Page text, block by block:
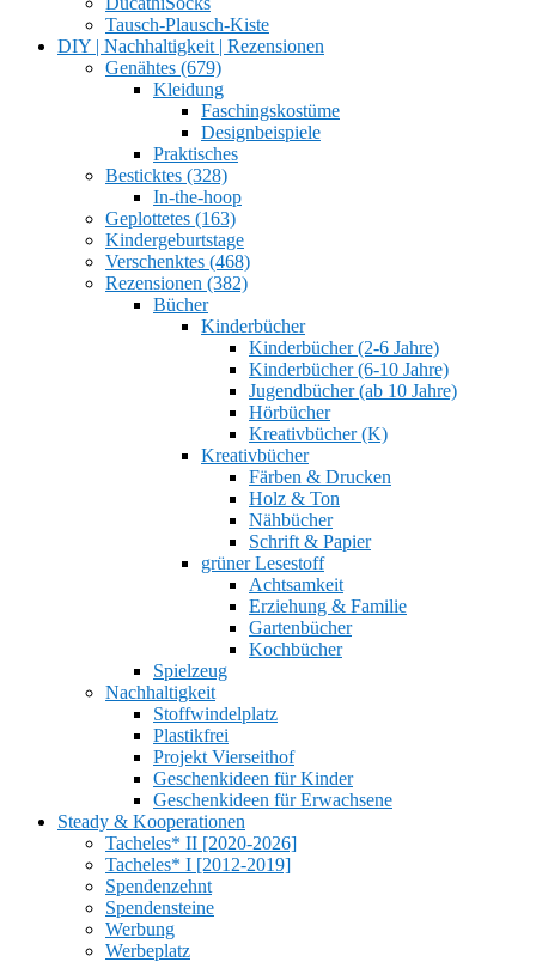
Tausch-Plausch-Kiste
DIY | Nachhaltigkeit | Rezensionen
Genähtes (679)
Kleidung
Faschingskostüme
Designbeispiele
Praktisches
Besticktes (328)
In-the-hoop
Geplottetes (163)
Kindergeburtstage
Verschenktes (468)
Rezensionen (382)
Bücher
Kinderbücher
Kinderbücher (2-6 Jahre)
Kinderbücher (6-10 Jahre)
Jugendbücher (ab 10 Jahre)
Hörbücher
Kreativbücher (K)
Kreativbücher
Färben & Drucken
Holz & Ton
Nähbücher
Schrift & Papier
grüner Lesestoff
Achtsamkeit
Erziehung & Familie
Gartenbücher
Kochbücher
Spielzeug
Nachhaltigkeit
Stoffwindelplatz
Plastikfrei
Projekt Vierseithof
Geschenkideen für Kinder
Geschenkideen für Erwachsene
Steady & Kooperationen
Tacheles* II [2020-2026]
Tacheles* I [2012-2019]
Spendenzehnt
Spendensteine
Werbung
Werbeplatz